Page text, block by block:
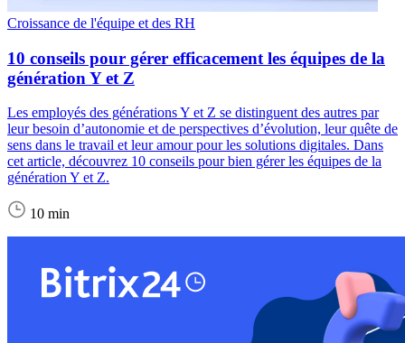
Croissance de l'équipe et des RH
10 conseils pour gérer efficacement les équipes de la
génération Y et Z
Les employés des générations Y et Z se distinguent des autres par
leur besoin d’autonomie et de perspectives d’évolution, leur quête de
sens dans le travail et leur amour pour les solutions digitales. Dans
cet article, découvrez 10 conseils pour bien gérer les équipes de la
génération Y et Z.
10 min